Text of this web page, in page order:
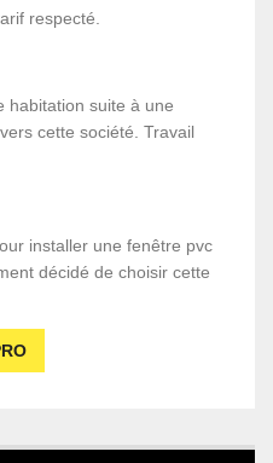
respecté.
habitation suite à une
cette société. Travail
installer une fenêtre pvc
décidé de choisir cette